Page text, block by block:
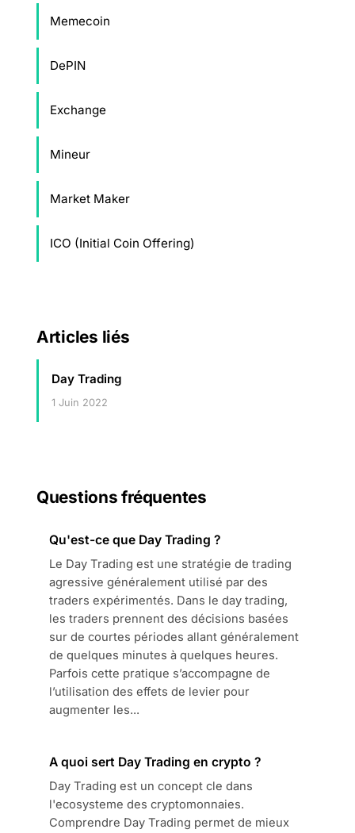
Memecoin
DePIN
Exchange
Mineur
Market Maker
ICO (Initial Coin Offering)
Articles liés
Day Trading
1 Juin 2022
Questions fréquentes
Qu'est-ce que Day Trading ?
Le Day Trading est une stratégie de trading
agressive généralement utilisé par des
traders expérimentés. Dans le day trading,
les traders prennent des décisions basées
sur de courtes périodes allant généralement
de quelques minutes à quelques heures.
Parfois cette pratique s’accompagne de
l’utilisation des effets de levier pour
augmenter les...
A quoi sert Day Trading en crypto ?
Day Trading est un concept cle dans
l'ecosysteme des cryptomonnaies.
Comprendre Day Trading permet de mieux